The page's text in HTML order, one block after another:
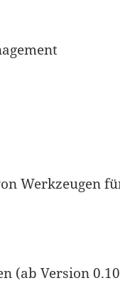
Werkzeugen
(ab Version